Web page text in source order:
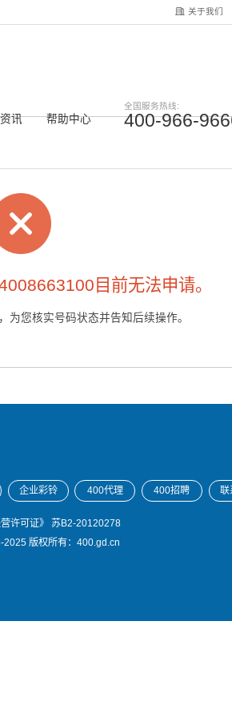
关于我们
讯 帮助中心
全国服务热线:
400-966-
目前无法申请。
为您核实号码状态并告知后续操作。
企业彩铃 400代理 400招聘 联
许可证》
苏B2-20120278
版权所有：400.gd.cn